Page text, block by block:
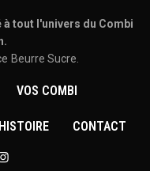
tout l'univers du Combi
Beurre Sucre.
VOS COMBI
HISTOIRE CONTACT